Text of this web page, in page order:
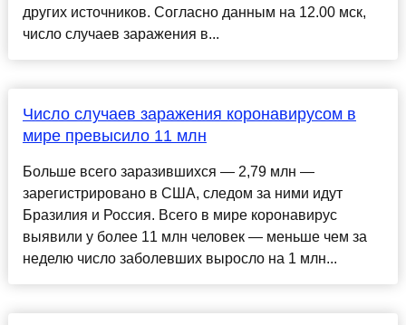
других источников. Согласно данным на 12.00 мск,
число случаев заражения в...
Число случаев заражения коронавирусом в
мире превысило 11 млн
Больше всего заразившихся — 2,79 млн —
зарегистрировано в США, следом за ними идут
Бразилия и Россия. Всего в мире коронавирус
выявили у более 11 млн человек — меньше чем за
неделю число заболевших выросло на 1 млн...